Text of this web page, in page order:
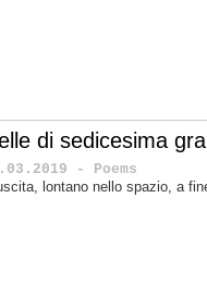
di sedicesima
- Poems
lontano nello spazio, a